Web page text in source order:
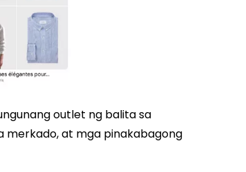
outlet ng balita sa
merkado, at mga pinakabagong